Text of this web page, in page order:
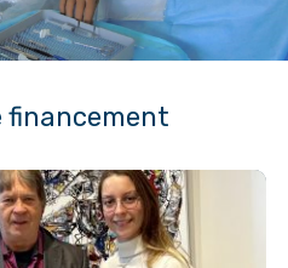
financement